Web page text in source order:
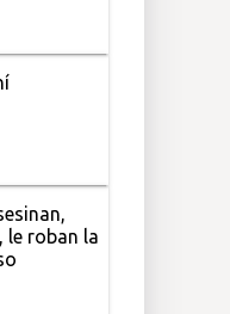
le roban la